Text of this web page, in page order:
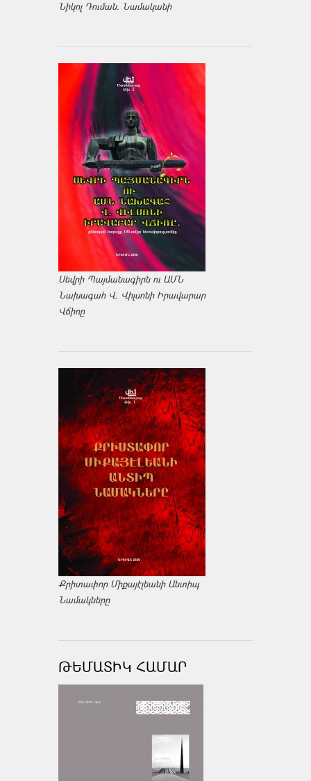
Նիկոլ Դուման. Նամականի
Սեվրի Պայմանագիրն ու ԱՄՆ
Նախագահ Վ. Վիլսոնի Իրավարար
Վճիռը
Քրիտափոր Միքայէլեանի Անտիպ
Նամակները
ԹԵՄԱՏԻԿ ՀԱՄԱՐ